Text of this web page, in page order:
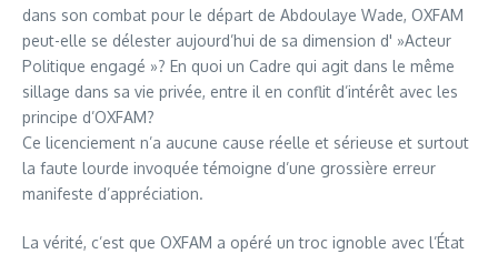
dans son combat pour le départ de Abdoulaye Wade, OXFAM
peut-elle se délester aujourd’hui de sa dimension d' »Acteur
Politique engagé »? En quoi un Cadre qui agit dans le même
sillage dans sa vie privée, entre il en conflit d’intérêt avec les
principe d’OXFAM?
Ce licenciement n’a aucune cause réelle et sérieuse et surtout
la faute lourde invoquée témoigne d’une grossière erreur
manifeste d’appréciation.
La vérité, c’est que OXFAM a opéré un troc ignoble avec l’État